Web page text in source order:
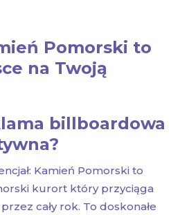
Pomorski to
na Twoją
billboardowa
Kamień Pomorski to
kurort który przyciąga
cały rok. To doskonałe